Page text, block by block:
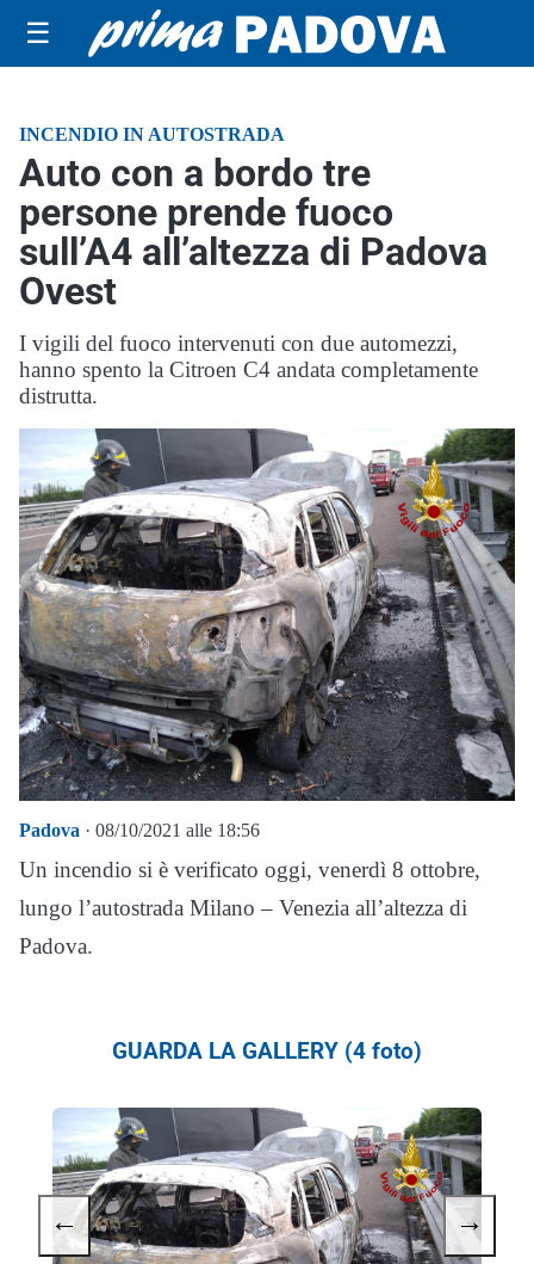
☰
INCENDIO IN AUTOSTRADA
Auto con a bordo tre
persone prende fuoco
sull’A4 all’altezza di Padova
Ovest
I vigili del fuoco intervenuti con due automezzi,
hanno spento la Citroen C4 andata completamente
distrutta.
Padova · 08/10/2021 alle 18:56
Un incendio si è verificato oggi, venerdì 8 ottobre,
lungo l’autostrada Milano – Venezia all’altezza di
Padova.
GUARDA LA GALLERY (4 foto)
← →